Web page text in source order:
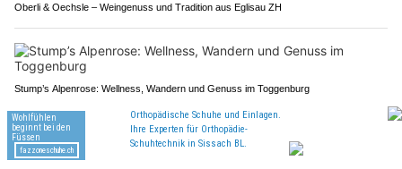
Oberli & Oechsle – Weingenuss und Tradition aus Eglisau ZH
Stump’s Alpenrose: Wellness, Wandern und Genuss im Toggenburg